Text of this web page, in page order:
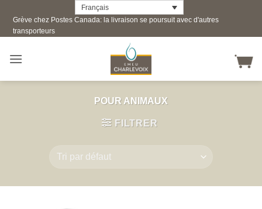
content
Français
Grève chez Postes Canada: la livraison se poursuit avec d'autres
transporteurs
POUR ANIMAUX
FILTRER